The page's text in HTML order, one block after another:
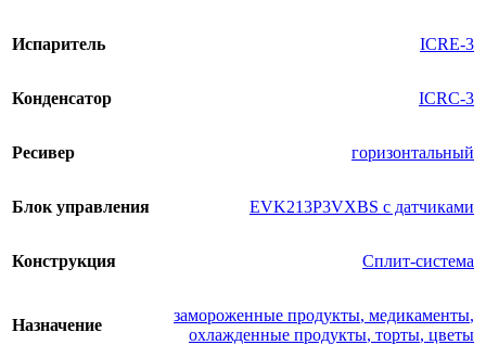
Испаритель ICRE-3
Конденсатор ICRC-3
Ресивер горизонтальный
Блок управления EVK213P3VXBS с датчиками
Конструкция Сплит-система
Назначение
замороженные продукты, медикаменты,
охлажденные продукты, торты, цветы